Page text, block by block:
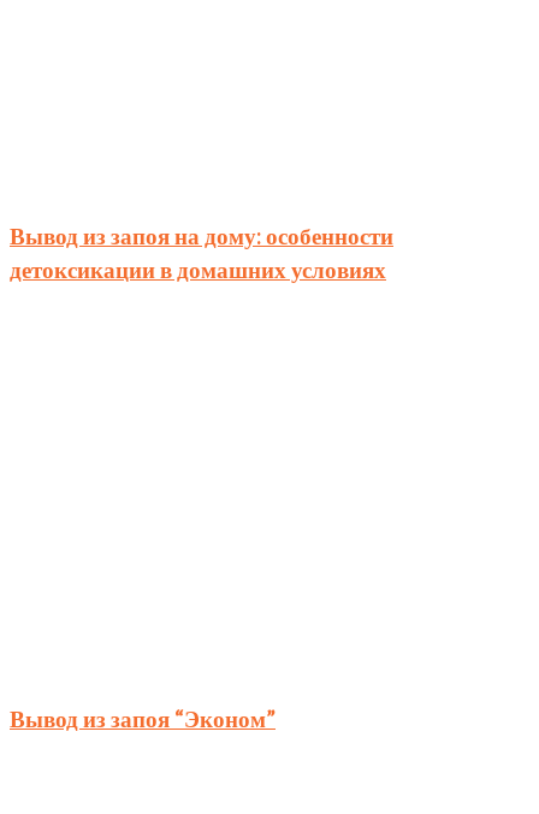
Вывод из запоя на дому: особенности
детоксикации в домашних условиях
Вывод из запоя “Эконом”